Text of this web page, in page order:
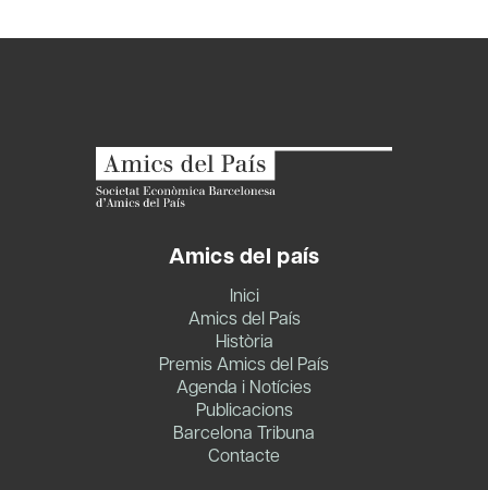
Amics del país
Inici
Amics del País
Història
Premis Amics del País
Agenda i Notícies
Publicacions
Barcelona Tribuna
Contacte